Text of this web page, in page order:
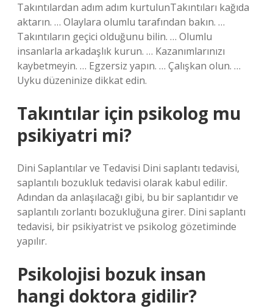
Takıntılardan adım adım kurtulunTakıntıları kağıda
aktarın. … Olaylara olumlu tarafından bakın. …
Takıntıların geçici olduğunu bilin. … Olumlu
insanlarla arkadaşlık kurun. … Kazanımlarınızı
kaybetmeyin. … Egzersiz yapın. … Çalışkan olun. …
Uyku düzeninize dikkat edin.
Takıntılar için psikolog mu
psikiyatri mi?
Dini Saplantılar ve Tedavisi Dini saplantı tedavisi,
saplantılı bozukluk tedavisi olarak kabul edilir.
Adından da anlaşılacağı gibi, bu bir saplantıdır ve
saplantılı zorlantı bozukluğuna girer. Dini saplantı
tedavisi, bir psikiyatrist ve psikolog gözetiminde
yapılır.
Psikolojisi bozuk insan
hangi doktora gidilir?